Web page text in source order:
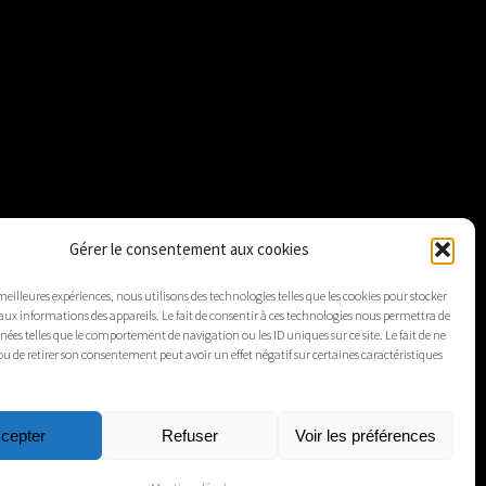
Gérer le consentement aux cookies
expériences, nous utilisons des technologies telles que les cookies pour stocker
informations des appareils. Le fait de consentir à ces technologies nous permettra de
telles que le comportement de navigation ou les ID uniques sur ce site. Le fait de ne
de retirer son consentement peut avoir un effet négatif sur certaines caractéristiques
Refuser Voir les préférences